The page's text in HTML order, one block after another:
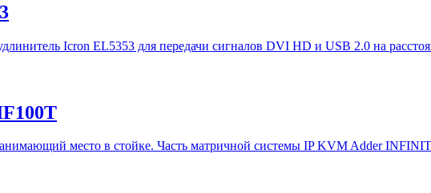
Icron EL5353 для передачи сигналов DVI HD и USB 2.0 на
место в стойке. Часть матричной системы IP KVM Adder